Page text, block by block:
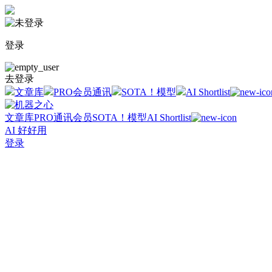
登录
去登录
文章库
PRO会员通讯 SOTA！模型 AI Shortlist
文章库PRO通讯会员SOTA！模型AI Shortlist
AI 好好用
登录